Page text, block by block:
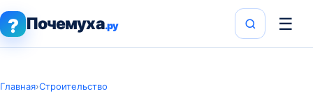
? Почемуха.ру ☰
Главная›Строительство